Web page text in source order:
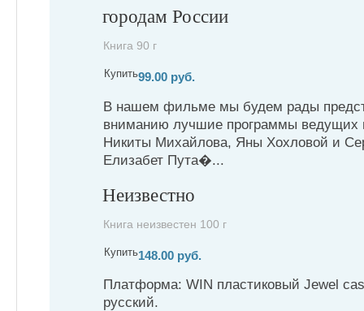
городам России
Книга 90 г
Купить99.00 руб.
В нашем фильме мы будем рады
вниманию лучшие программы ведущих
Никиты Михайлова, Яны Хохловой и
Елизабет Пута�...
Неизвестно
Книга неизвестен 100 г
Купить148.00 руб.
Платформа: WIN пластиковый Jewel
русский.